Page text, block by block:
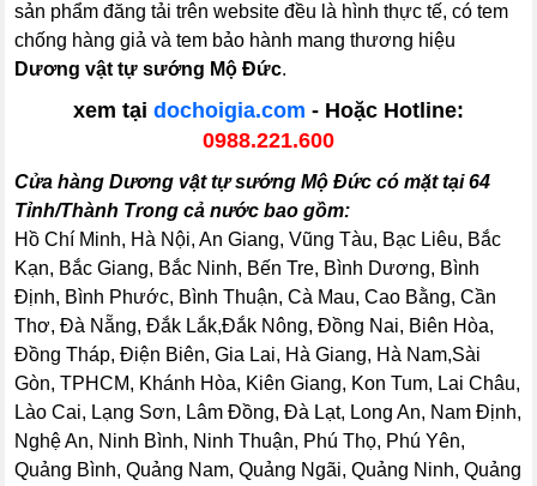
sản phẩm đăng tải trên website đều là hình thực tế, có tem
chống hàng giả và tem bảo hành mang thương hiệu
Dương vật tự sướng Mộ Đức.
xem tại dochoigia.com - Hoặc Hotline:
0988.221.600
Cửa hàng Dương vật tự sướng Mộ Đức có mặt tại 64
Tỉnh/Thành Trong cả nước bao gồm:
Hồ Chí Minh, Hà Nội, An Giang, Vũng Tàu, Bạc Liêu, Bắc
Kạn, Bắc Giang, Bắc Ninh, Bến Tre, Bình Dương, Bình
Định, Bình Phước, Bình Thuận, Cà Mau, Cao Bằng, Cần
Thơ, Đà Nẵng, Đắk Lắk,Đắk Nông, Đồng Nai, Biên Hòa,
Đồng Tháp, Điện Biên, Gia Lai, Hà Giang, Hà Nam,Sài
Gòn, TPHCM, Khánh Hòa, Kiên Giang, Kon Tum, Lai Châu,
Lào Cai, Lạng Sơn, Lâm Đồng, Đà Lạt, Long An, Nam Định,
Nghệ An, Ninh Bình, Ninh Thuận, Phú Thọ, Phú Yên,
Quảng Bình, Quảng Nam, Quảng Ngãi, Quảng Ninh, Quảng